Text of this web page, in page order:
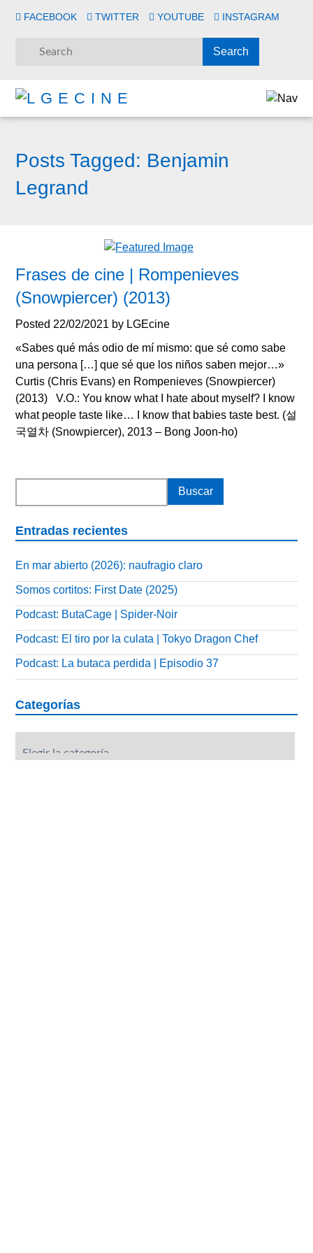
FACEBOOK TWITTER YOUTUBE INSTAGRAM
Posts Tagged: Benjamin
Legrand
Frases de cine | Rompenieves
(Snowpiercer) (2013)
Posted 22/02/2021 by LGEcine
«Sabes qué más odio de mí mismo: que sé como sabe
una persona […] que sé que los niños saben mejor…»
Curtis (Chris Evans) en Rompenieves (Snowpiercer)
(2013) V.O.: You know what I hate about myself? I know
what people taste like… I know that babies taste best. (설
국열차 (Snowpiercer), 2013 – Bong Joon-ho)
Entradas recientes
En mar abierto (2026): naufragio claro
Somos cortitos: First Date (2025)
Podcast: ButaCage | Spider-Noir
Podcast: El tiro por la culata | Tokyo Dragon Chef
Podcast: La butaca perdida | Episodio 37
Categorías